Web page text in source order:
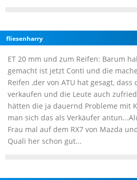
fliesenharry
ET 20 mm und zum Reifen: Barum
gemacht ist jetzt Conti und die
Reifen ,der von ATU hat gesagt,
verkaufen und die Leute auch
hätten die ja dauernd Probleme mit
man sich das als Verkäufer
Frau mal auf dem RX7 von Mazda
Quali her schon gut...